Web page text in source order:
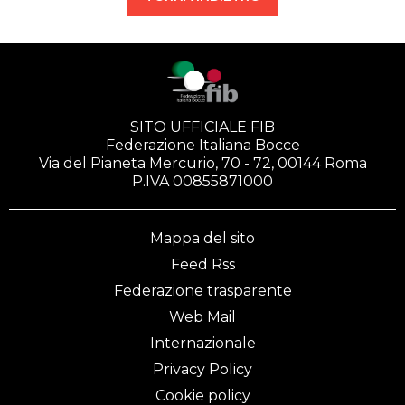
SITO UFFICIALE FIB
Federazione Italiana Bocce
Via del Pianeta Mercurio, 70 - 72, 00144 Roma
P.IVA 00855871000
Mappa del sito
Feed Rss
Federazione trasparente
Web Mail
Internazionale
Privacy Policy
Cookie policy